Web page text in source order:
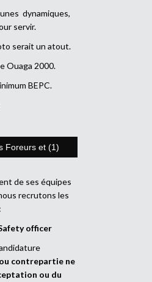
dynamiques,
servir.
serait un atout.
Ouaga 2000.
BEPC.
Foreurs et (1)
de ses équipes
recrutons les
officer
contrepartie ne
ou du